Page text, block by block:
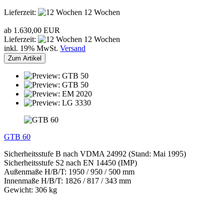
Lieferzeit:
12 Wochen
ab 1.630,00 EUR
Lieferzeit:
12 Wochen
inkl. 19% MwSt. Versand
Zum Artikel
GTB 60
Sicherheitsstufe B nach VDMA 24992 (Stand: Mai 1995)
Sicherheitsstufe S2 nach EN 14450 (IMP)
Außenmaße H/B/T: 1950 / 950 / 500 mm
Innenmaße H/B/T: 1826 / 817 / 343 mm
Gewicht: 306 kg